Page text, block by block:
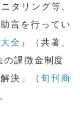
タリング等、
言を行ってい
全 』（共著、
課徴金制度
決」（ 旬刊商